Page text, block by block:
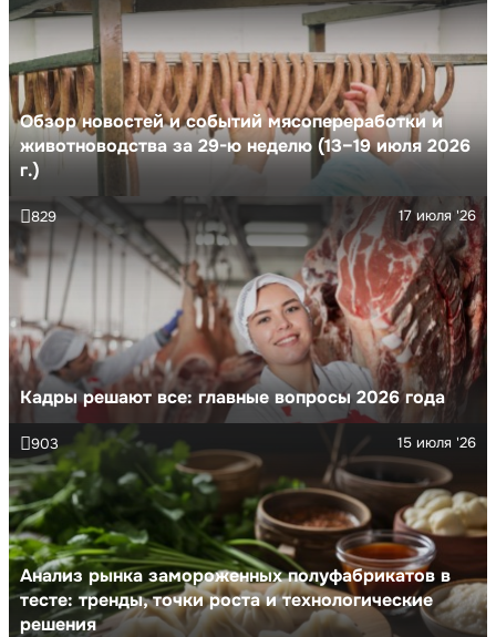
Обзор новостей и событий мясопереработки и
животноводства за 29-ю неделю (13–19 июля 2026
г.)
Кадры решают все: главные вопросы 2026 года
17 июля '26
829
Анализ рынка замороженных полуфабрикатов в
тесте: тренды, точки роста и технологические
решения
15 июля '26
903